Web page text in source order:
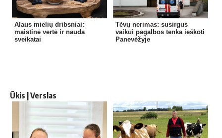
Alaus mielių dribsniai:
maistinė vertė ir nauda
sveikatai
Tėvų nerimas: susirgus
vaikui pagalbos tenka ieškoti
Panevėžyje
Ūkis | Verslas